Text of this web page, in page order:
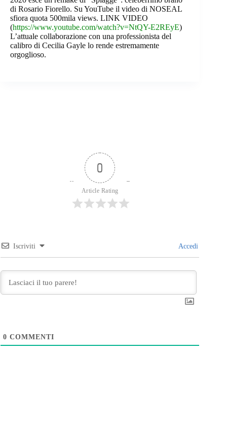
di Rosario Fiorello. Su YouTube il video di NOSEAL
sfiora quota 500mila views. LINK VIDEO
(https://www.youtube.com/watch?v=NtQY-E2REyE)
L’attuale collaborazione con una professionista del
calibro di Cecilia Gayle lo rende estremamente
orgoglioso.
0
Article Rating
Iscriviti Accedi
0 COMMENTI